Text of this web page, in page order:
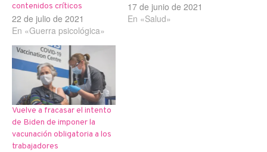
contenidos críticos
22 de julio de 2021
En «Guerra psicológica»
17 de junio de 2021
En «Salud»
Vuelve a fracasar el intento
de Biden de imponer la
vacunación obligatoria a los
trabajadores